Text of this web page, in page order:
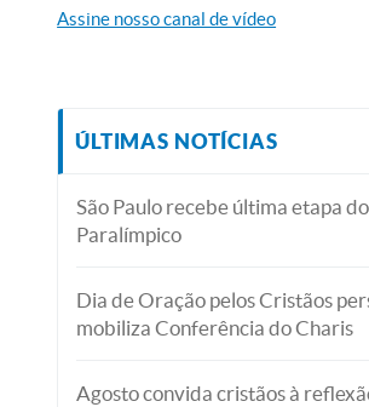
Assine nosso canal de vídeo
ÚLTIMAS NOTÍCIAS
São Paulo recebe última etapa
Paralímpico
Dia de Oração pelos Cristãos
mobiliza Conferência do Charis
Agosto convida cristãos à